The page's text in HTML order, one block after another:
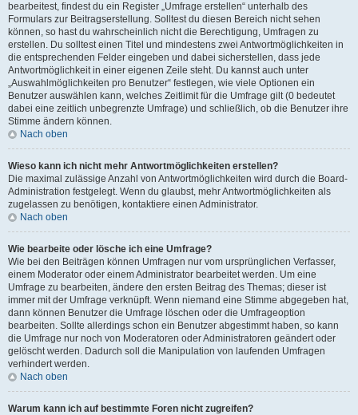
bearbeitest, findest du ein Register „Umfrage erstellen“ unterhalb des
Formulars zur Beitragserstellung. Solltest du diesen Bereich nicht sehen
können, so hast du wahrscheinlich nicht die Berechtigung, Umfragen zu
erstellen. Du solltest einen Titel und mindestens zwei Antwortmöglichkeiten in
die entsprechenden Felder eingeben und dabei sicherstellen, dass jede
Antwortmöglichkeit in einer eigenen Zeile steht. Du kannst auch unter
„Auswahlmöglichkeiten pro Benutzer“ festlegen, wie viele Optionen ein
Benutzer auswählen kann, welches Zeitlimit für die Umfrage gilt (0 bedeutet
dabei eine zeitlich unbegrenzte Umfrage) und schließlich, ob die Benutzer ihre
Stimme ändern können.
Nach oben
Wieso kann ich nicht mehr Antwortmöglichkeiten erstellen?
Die maximal zulässige Anzahl von Antwortmöglichkeiten wird durch die Board-
Administration festgelegt. Wenn du glaubst, mehr Antwortmöglichkeiten als
zugelassen zu benötigen, kontaktiere einen Administrator.
Nach oben
Wie bearbeite oder lösche ich eine Umfrage?
Wie bei den Beiträgen können Umfragen nur vom ursprünglichen Verfasser,
einem Moderator oder einem Administrator bearbeitet werden. Um eine
Umfrage zu bearbeiten, ändere den ersten Beitrag des Themas; dieser ist
immer mit der Umfrage verknüpft. Wenn niemand eine Stimme abgegeben hat,
dann können Benutzer die Umfrage löschen oder die Umfrageoption
bearbeiten. Sollte allerdings schon ein Benutzer abgestimmt haben, so kann
die Umfrage nur noch von Moderatoren oder Administratoren geändert oder
gelöscht werden. Dadurch soll die Manipulation von laufenden Umfragen
verhindert werden.
Nach oben
Warum kann ich auf bestimmte Foren nicht zugreifen?